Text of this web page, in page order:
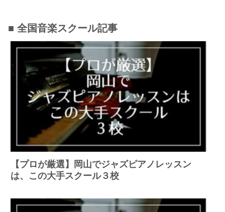
■ 全国音楽スクール記事
【プロが厳選】岡山でジャズピアノレッスン
は、この大手スクール３校